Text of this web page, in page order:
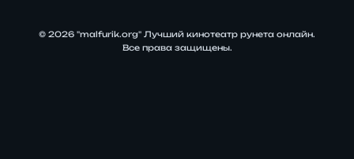
© 2026 "malfurik.org" Лучший кинотеатр рунета онлайн.
Все права защищены.